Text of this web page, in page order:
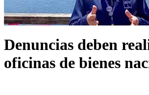
Denuncias deben
oficinas de bienes